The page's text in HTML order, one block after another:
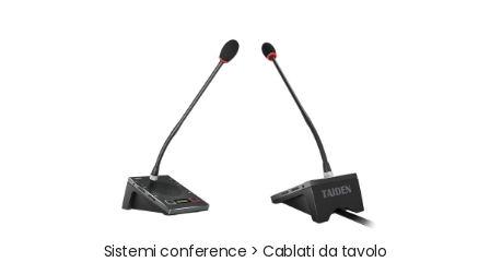
Sistemi conference >Cablati da tavolo